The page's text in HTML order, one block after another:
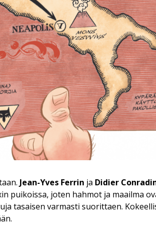
Jean-Yves Ferrin ja Didier
puikoissa, joten hahmot ja maailma
tasaisen varmasti suorittaen.